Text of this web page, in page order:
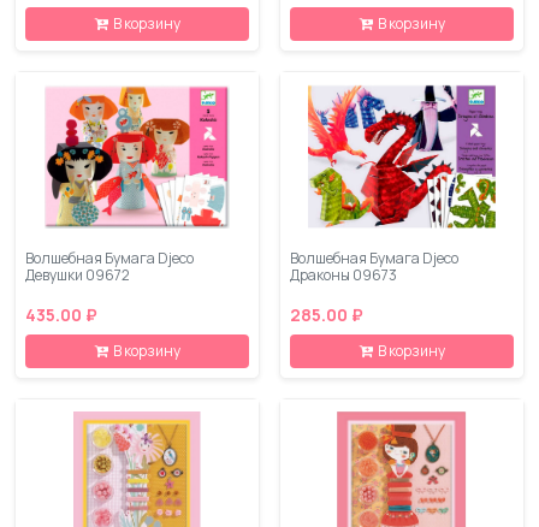
В корзину В корзину
Волшебная Бумага Djeco
Девушки 09672
435.00 ₽
В корзину
Волшебная Бумага Djeco
Драконы 09673
285.00 ₽
В корзину